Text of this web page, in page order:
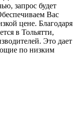
запрос будет
Вас
цене. Благодаря
в Тольятти,
Это дает
по низким